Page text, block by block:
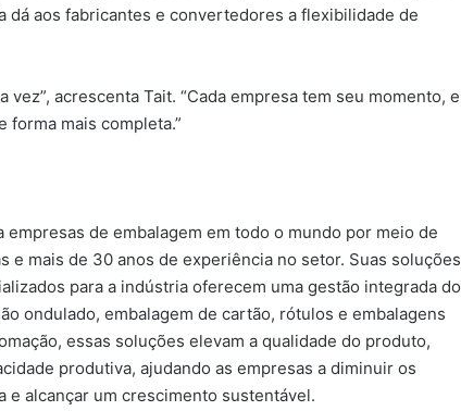
dá aos fabricantes e convertedores a flexibilidade de
vez”, acrescenta Tait. “Cada empresa tem seu momento, e
forma mais completa.”
de embalagem em todo o mundo por meio de
e mais de 30 anos de experiência no setor. Suas soluções
para a indústria oferecem uma gestão integrada do
ondulado, embalagem de cartão, rótulos e embalagens
essas soluções elevam a qualidade do produto,
produtiva, ajudando as empresas a diminuir os
alcançar um crescimento sustentável.
Com recorde de trabalhos inscritos
e empresas participantes, 7º
Prêmio Paulista de Excelência
Gráfica conhece seus vencedores
Encontro Regional da Abiea reúne
cerca de 100 profissionais do setor